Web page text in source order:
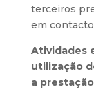
terceiros
em
Atividades
utilização
a